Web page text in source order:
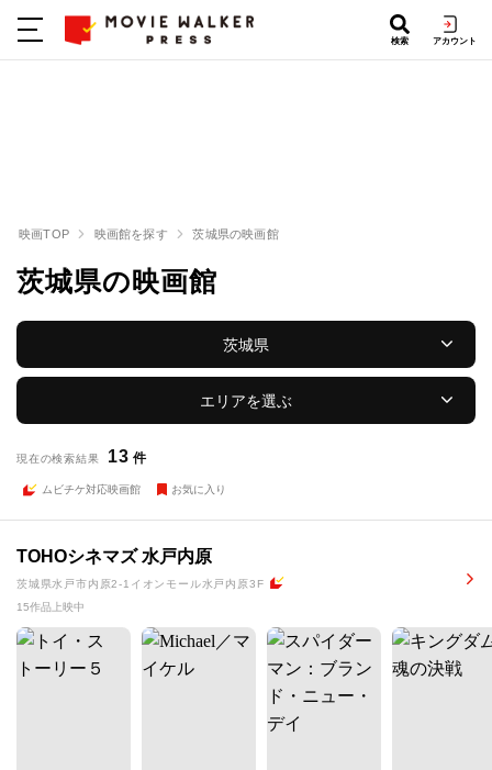
検索 アカウント
映画TOP 映画館を探す 茨城県の映画館
茨城県の映画館
茨城県
エリアを選ぶ
現在の検索結果 13 件
ムビチケ対応映画館 お気に入り
TOHOシネマズ 水戸内原
茨城県水戸市内原2-1イオンモール水戸内原3F
15作品上映中